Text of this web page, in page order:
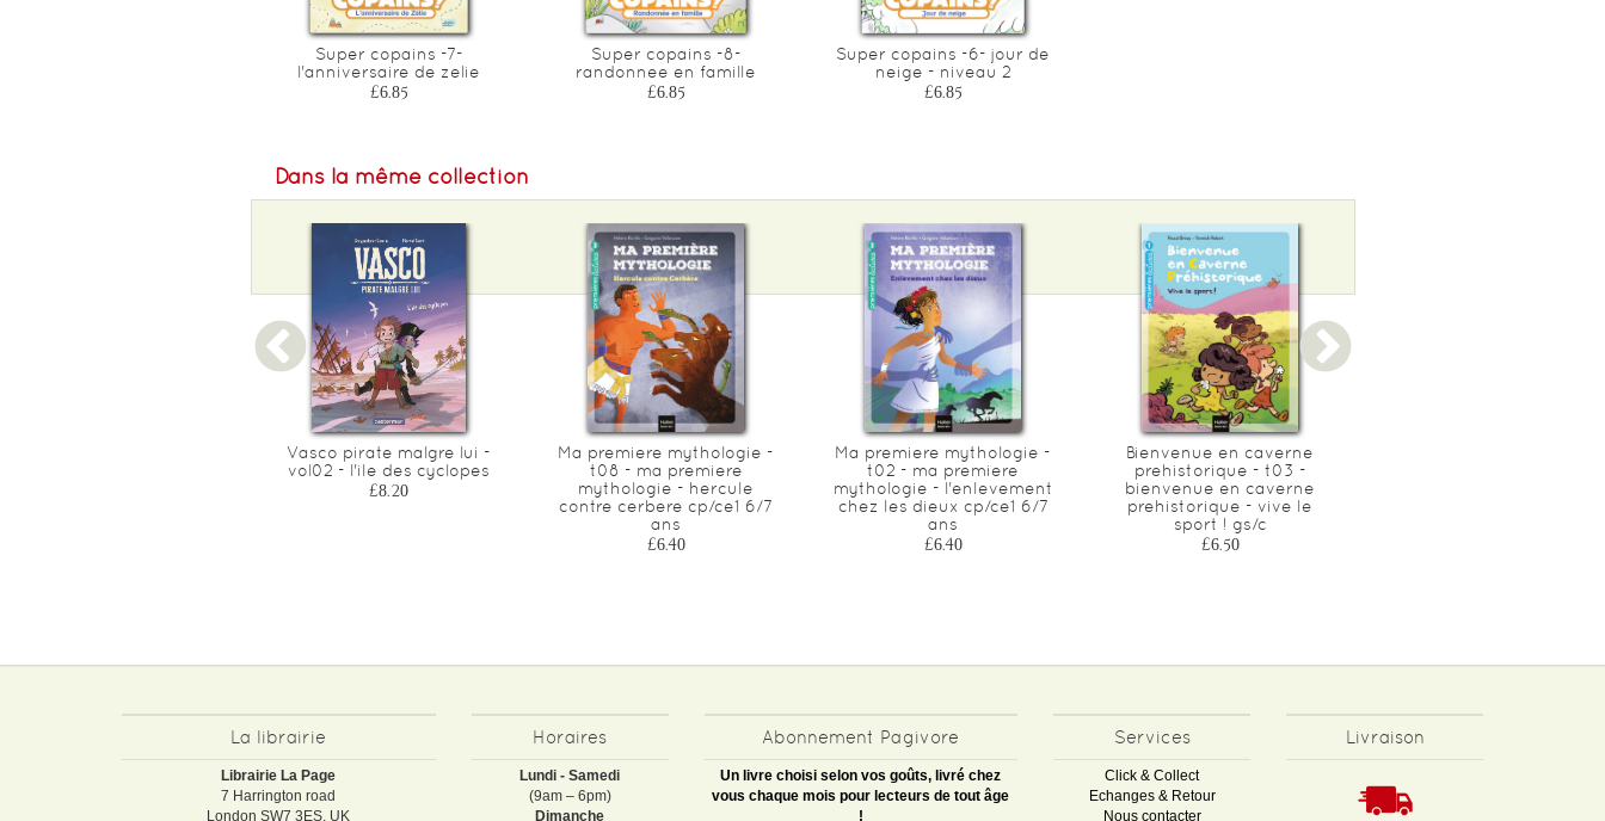
Super copains -7-
l'anniversaire de zelie
£6.85
Super copains -8-
randonnee en famille
£6.85
Super copains -6- jour de
neige - niveau 2
£6.85
Dans la même collection
Vasco pirate malgre lui -
vol02 - l'ile des cyclopes
£8.20
Ma premiere mythologie -
t08 - ma premiere
mythologie - hercule
contre cerbere cp/ce1 6/7
ans
£6.40
Ma premiere mythologie -
t02 - ma premiere
mythologie - l'enlevement
chez les dieux cp/ce1 6/7
ans
£6.40
Bienvenue en caverne
prehistorique - t03 -
bienvenue en caverne
prehistorique - vive le
sport ! gs/c
£6.50
La librairie
Librairie La Page
7 Harrington road
London SW7 3ES, UK
Horaires
Lundi - Samedi
(9am – 6pm)
Dimanche
Abonnement Pagivore
Un livre choisi selon vos goûts, livré chez
vous chaque mois pour lecteurs de tout âge
!
Services
Click & Collect
Echanges & Retour
Nous contacter
Livraison